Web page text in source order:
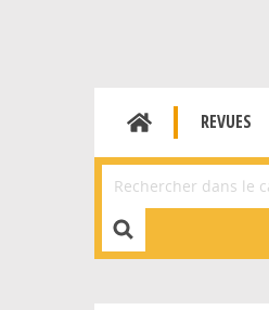
REVUES
Affiner la Recherche